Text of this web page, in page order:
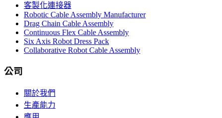
客製化連接器
Robotic Cable Assembly Manufacturer
Drag Chain Cable Assembly
Continuous Flex Cable Assembly
Six Axis Robot Dress Pack
Collaborative Robot Cable Assembly
公司
關於我們
生產能力